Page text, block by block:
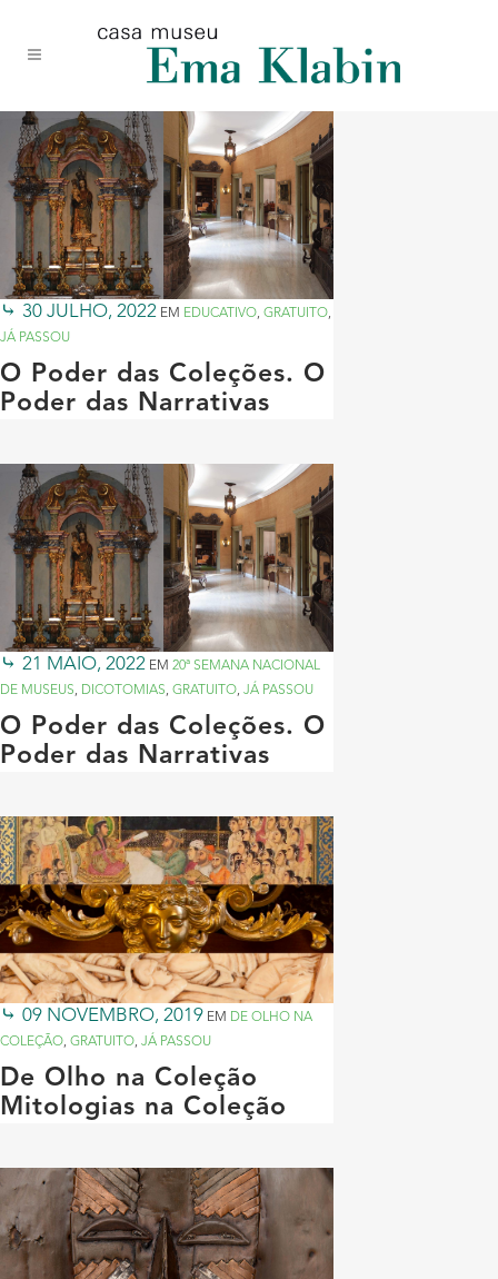
conteúdo
navegação
site
30 JULHO, 2022 EM EDUCATIVO, GRATUITO,
JÁ PASSOU
O Poder das Coleções. O
Poder das Narrativas
21 MAIO, 2022 EM 20ª SEMANA NACIONAL
DE MUSEUS, DICOTOMIAS, GRATUITO, JÁ PASSOU
O Poder das Coleções. O
Poder das Narrativas
09 NOVEMBRO, 2019 EM DE OLHO NA
COLEÇÃO, GRATUITO, JÁ PASSOU
De Olho na Coleção
Mitologias na Coleção